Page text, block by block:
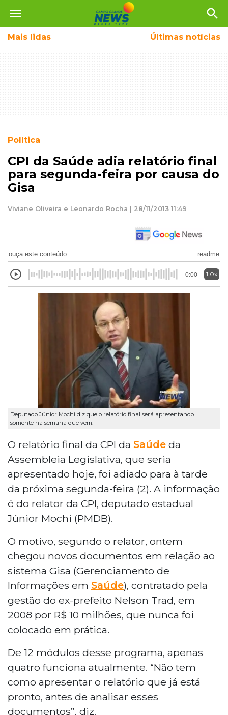
menu search
Mais lidas Últimas notícias
Política
CPI da Saúde adia relatório final
para segunda-feira por causa do
Gisa
Viviane Oliveira e Leonardo Rocha | 28/11/2013 11:49
ouça este conteúdo readme
0:00 1.0x
Deputado Júnior Mochi diz que o relatório final será apresentando
somente na semana que vem.
O relatório final da CPI da Saúde da
Assembleia Legislativa, que seria
apresentado hoje, foi adiado para à tarde
da próxima segunda-feira (2). A informação
é do relator da CPI, deputado estadual
Júnior Mochi (PMDB).
O motivo, segundo o relator, ontem
chegou novos documentos em relação ao
sistema Gisa (Gerenciamento de
Informações em Saúde), contratado pela
gestão do ex-prefeito Nelson Trad, em
2008 por R$ 10 milhões, que nunca foi
colocado em prática.
De 12 módulos desse programa, apenas
quatro funciona atualmente. “Não tem
como apresentar o relatório que já está
pronto, antes de analisar esses
documentos”, diz.